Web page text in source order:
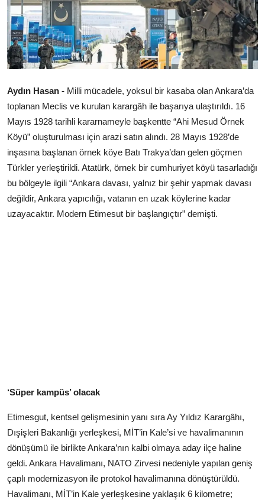
Çerkezköy
Aydın Hasan - Milli mücadele, yoksul bir kasaba olan Ankara’da
toplanan Meclis ve kurulan karargâh ile başarıya ulaştırıldı. 16
Mayıs 1928 tarihli kararnameyle başkentte “Ahi Mesud Örnek
Köyü” oluşturulması için arazi satın alındı. 28 Mayıs 1928’de
inşasına başlanan örnek köye Batı Trakya’dan gelen göçmen
Türkler yerleştirildi. Atatürk, örnek bir cumhuriyet köyü tasarladığı
bu bölgeyle ilgili “Ankara davası, yalnız bir şehir yapmak davası
değildir, Ankara yapıcılığı, vatanın en uzak köylerine kadar
uzayacaktır. Modern Etimesut bir başlangıçtır” demişti.
‘Süper kampüs’ olacak
Etimesgut, kentsel gelişmesinin yanı sıra Ay Yıldız Karargâhı,
Dışişleri Bakanlığı yerleşkesi, MİT’in Kale’si ve havalimanının
dönüşümü ile birlikte Ankara’nın kalbi olmaya aday ilçe haline
geldi. Ankara Havalimanı, NATO Zirvesi nedeniyle yapılan geniş
çaplı modernizasyon ile protokol havalimanına dönüştürüldü.
Havalimanı, MİT’in Kale yerleşkesine yaklaşık 6 kilometre;